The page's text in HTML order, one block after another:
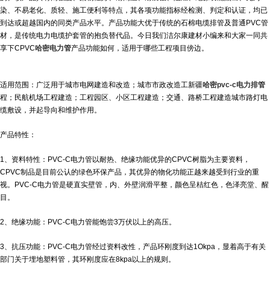
染、不易老化、质轻、施工便利等特点，其各项功能指标经检测、判定和认证，均已
到达或超越国内的同类产品水平。产品功能大优于传统的石棉电缆排管及普通PVC管
材，是传统电力电缆护套管的抱负替代品。今日我们洁尔康建材小编来和大家一同共
享下CPVC哈密电力管产品功能如何，适用于哪些工程项目傍边。
适用范围：广泛用于城市电网建造和改造；城市市政改造工新疆哈密pvc-c电力排管
程；民航机场工程建造；工程园区、小区工程建造；交通、路桥工程建造城市路灯电
缆敷设，并起导向和维护作用。
产品特性：
1、资料特性：PVC-C电力管以耐热、绝缘功能优异的CPVC树脂为主要资料，
CPVC制品是目前公认的绿色环保产品，其优异的物化功能正越来越受到行业的重
视。PVC-C电力管是硬直实壁管，内、外壁润滑平整，颜色呈桔红色，色泽亮堂、醒
目。
2、绝缘功能：PVC-C电力管能饱尝3万伏以上的高压。
3、抗压功能：PVC-C电力管经过资料改性，产品环刚度到达1Okpa，显着高于有关
部门关于埋地塑料管，其环刚度应在8kpa以上的规则。